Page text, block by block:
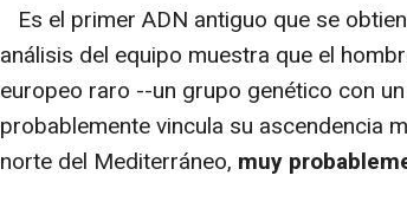
Es el primer ADN antiguo que se
análisis del equipo muestra que el
europeo raro --un grupo genético con
probablemente vincula su ascendencia
norte del Mediterráneo, muy